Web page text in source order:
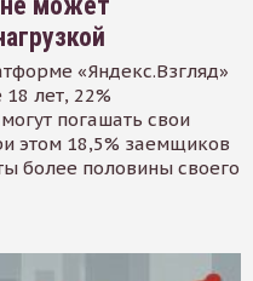
«Яндекс.Взгляд»
лет, 22%
погашать свои
этом 18,5% заемщиков
более половины своего